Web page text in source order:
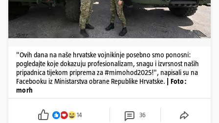
"Ovih dana na naše hrvatske vojnikinje posebno smo ponosni:
pogledajte koje dokazuju profesionalizam, snagu i izvrsnost naših
pripadnica tijekom priprema za #mimohod2025!", napisali su na
Facebooku iz Ministarstva obrane Republike Hrvatske.
| Foto:
morh
14 36